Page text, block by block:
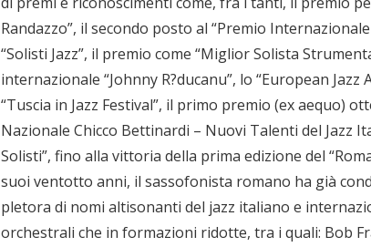
Randazzo”, il secondo posto al “Premio
“Solisti Jazz”, il premio come “Miglior Solista
internazionale “Johnny R?ducanu”, lo “European Jazz
“Tuscia in Jazz Festival”, il primo premio (ex aequo)
Nazionale Chicco Bettinardi – Nuovi Talenti del Jazz
Solisti”, fino alla vittoria della prima edizione del
suoi ventotto anni, il sassofonista romano ha già
pletora di nomi altisonanti del jazz italiano e
orchestrali che in formazioni ridotte, tra i quali: Bob